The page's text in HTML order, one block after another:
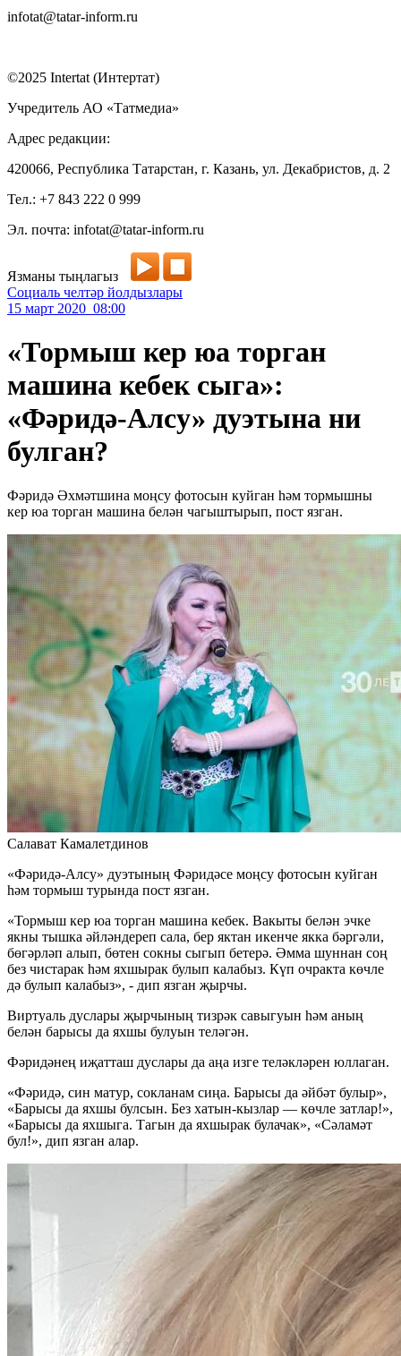
infotat@tatar-inform.ru
©2025 Intertat (Интертат)
Учредитель АО «Татмедиа»
Адрес редакции:
420066, Республика Татарстан, г. Казань, ул. Декабристов, д. 2
Тел.: +7 843 222 0 999
Эл. почта: infotat@tatar-inform.ru
Язманы тыңлагыз
Социаль челтәр йолдызлары
15 март 2020 08:00
«Тормыш кер юа торган
машина кебек сыга»:
«Фәридә-Алсу» дуэтына ни
булган?
Фәридә Әхмәтшина моңсу фотосын куйган һәм тормышны
кер юа торган машина белән чагыштырып, пост язган.
Салават Камалетдинов
«Фәридә-Алсу» дуэтының Фәридәсе моңсу фотосын куйган
һәм тормыш турында пост язган.
«Тормыш кер юа торган машина кебек. Вакыты белән эчке
якны тышка әйләндереп сала, бер яктан икенче якка бәргәли,
бөгәрләп алып, бөтен сокны сыгып бетерә. Әмма шуннан соң
без чистарак һәм яхшырак булып калабыз. Күп очракта көчле
дә булып калабыз», - дип язган җырчы.
Виртуаль дуслары җырчының тизрәк савыгуын һәм аның
белән барысы да яхшы булуын теләгән.
Фәридәнең иҗатташ дуслары да аңа изге теләкләрен юллаган.
«Фәридә, син матур, сокланам сиңа. Барысы да әйбәт булыр»,
«Барысы да яхшы булсын. Без хатын-кызлар — көчле затлар!»,
«Барысы да яхшыга. Тагын да яхшырак булачак», «Сәламәт
бул!», дип язган алар.